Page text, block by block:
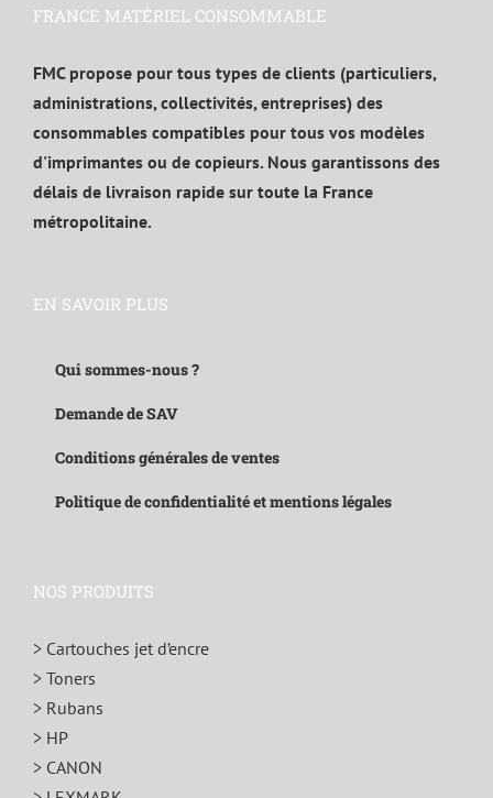
FRANCE MATÉRIEL CONSOMMABLE
FMC propose pour tous types de clients (particuliers,
administrations, collectivités, entreprises) des
consommables compatibles pour tous vos modèles
d'imprimantes ou de copieurs. Nous garantissons des
délais de livraison rapide sur toute la France
métropolitaine.
EN SAVOIR PLUS
Qui sommes-nous ?
Demande de SAV
Conditions générales de ventes
Politique de confidentialité et mentions légales
NOS PRODUITS
> Cartouches jet d’encre
> Toners
> Rubans
> HP
> CANON